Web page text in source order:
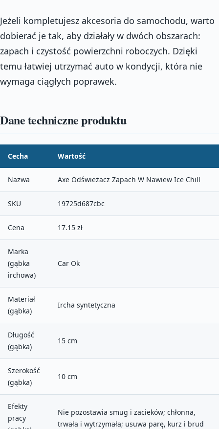
Jeżeli kompletujesz akcesoria do samochodu, warto
dobierać je tak, aby działały w dwóch obszarach:
zapach i czystość powierzchni roboczych. Dzięki
temu łatwiej utrzymać auto w kondycji, która nie
wymaga ciągłych poprawek.
Dane techniczne produktu
Cecha Wartość
Nazwa Axe Odświeżacz Zapach W Nawiew Ice Chill
SKU 19725d687cbc
Cena 17.15 zł
Marka
(gąbka
irchowa)
Car Ok
Materiał
(gąbka)
Ircha syntetyczna
Długość
(gąbka)
15 cm
Szerokość
(gąbka)
10 cm
Efekty
pracy
Nie pozostawia smug i zacieków; chłonna,
trwała i wytrzymała; usuwa parę, kurz i brud